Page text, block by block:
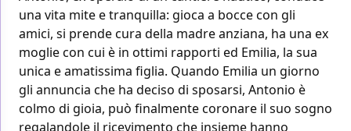
una vita mite e tranquilla: gioca a bocce con gli
amici, si prende cura della madre anziana, ha una ex
moglie con cui è in ottimi rapporti ed Emilia, la sua
unica e amatissima figlia. Quando Emilia un giorno
gli annuncia che ha deciso di sposarsi, Antonio è
colmo di gioia, può finalmente coronare il suo sogno
regalandole il ricevimento che insieme hanno